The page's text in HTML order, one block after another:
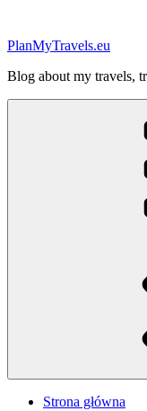
treści
PlanMyTravels.eu
Blog about my travels,
Strona główna